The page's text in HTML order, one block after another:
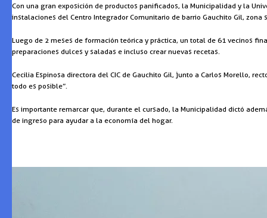
Con una gran exposición de productos panificados, la Municipalidad y la
instalaciones del Centro Integrador Comunitario de barrio Gauchito Gil, zona
Luego de 2 meses de formación teórica y práctica, un total de 61 vecinos
preparaciones dulces y saladas e incluso crear nuevas recetas.
Cecilia Espinosa directora del CIC de Gauchito Gil, junto a Carlos Morello,
todo es posible”.
Es importante remarcar que, durante el cursado, la Municipalidad dictó
de ingreso para ayudar a la economía del hogar.